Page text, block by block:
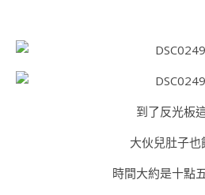
到了反光板
大伙兒肚子也
時間大約是十點